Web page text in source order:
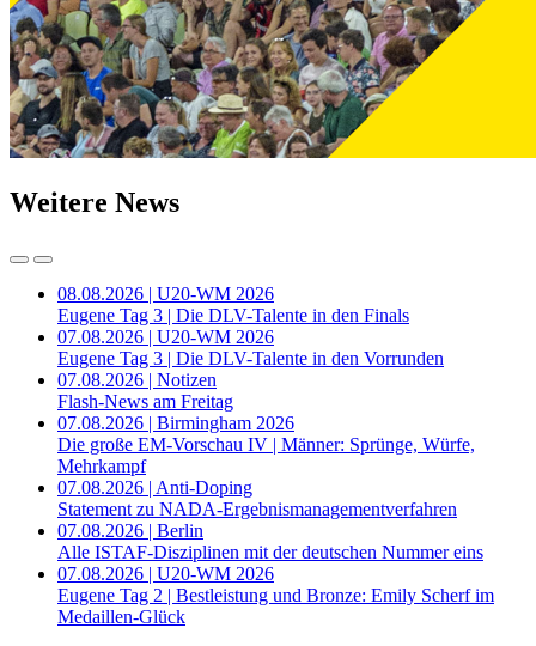
Weitere News
08.08.2026 | U20-WM 2026
Eugene Tag 3 | Die DLV-Talente in den Finals
07.08.2026 | U20-WM 2026
Eugene Tag 3 | Die DLV-Talente in den Vorrunden
07.08.2026 | Notizen
Flash-News am Freitag
07.08.2026 | Birmingham 2026
Die große EM-Vorschau IV | Männer: Sprünge, Würfe,
Mehrkampf
07.08.2026 | Anti-Doping
Statement zu NADA-Ergebnismanagementverfahren
07.08.2026 | Berlin
Alle ISTAF-Disziplinen mit der deutschen Nummer eins
07.08.2026 | U20-WM 2026
Eugene Tag 2 | Bestleistung und Bronze: Emily Scherf im
Medaillen-Glück